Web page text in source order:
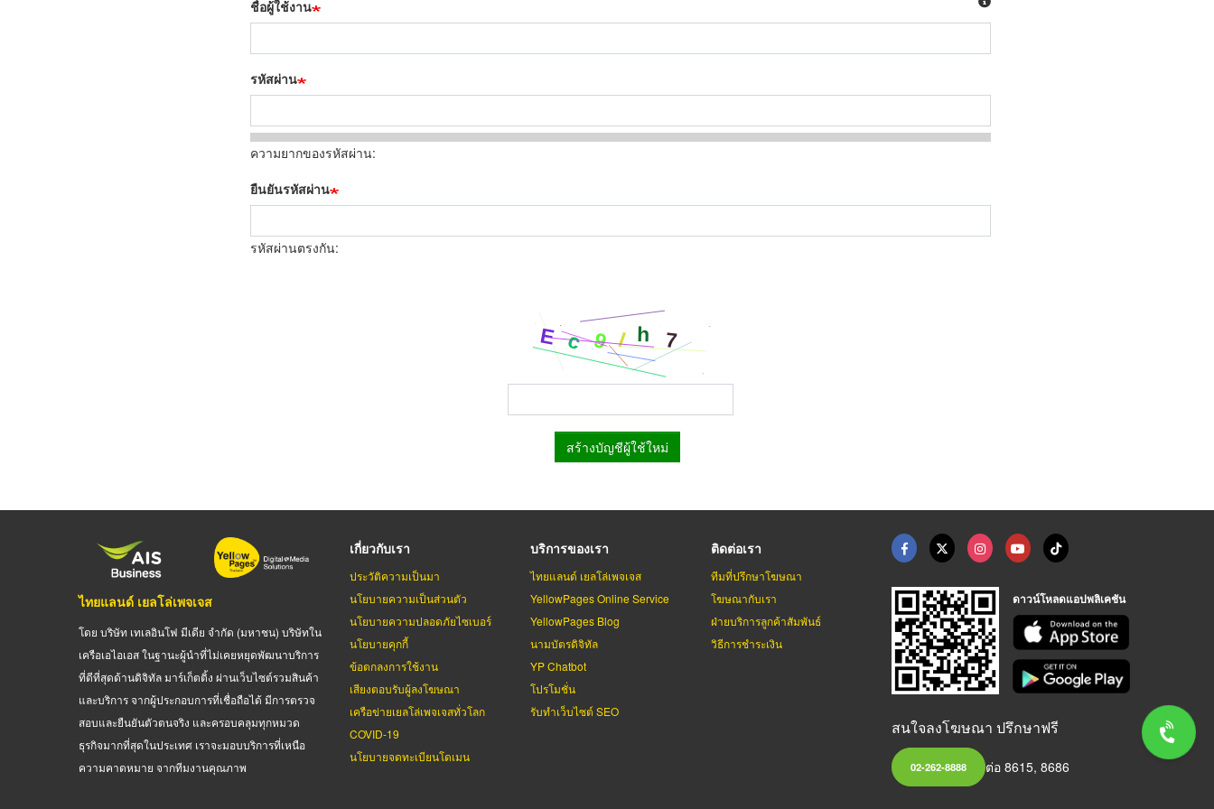
ชื่อผู้ใช้งาน
รหัสผ่าน
ความยากของรหัสผ่าน:
ยืนยันรหัสผ่าน
รหัสผ่านตรงกัน:
สร้างบัญชีผู้ใช้ใหม่
ไทยแลนด์ เยลโล่เพจเจส
โดย บริษัท เทเลอินโฟ มีเดีย จำกัด (มหาชน) บริษัทใน
เครือเอไอเอส ในฐานะผู้นำที่ไม่เคยหยุดพัฒนาบริการ
ที่ดีที่สุดด้านดิจิทัล มาร์เก็ตติ้ง ผ่านเว็บไซต์รวมสินค้า
และบริการ จากผู้ประกอบการที่เชื่อถือได้ มีการตรวจ
สอบและยืนยันตัวตนจริง และครอบคลุมทุกหมวด
ธุรกิจมากที่สุดในประเทศ เราจะมอบบริการที่เหนือ
ความคาดหมาย จากทีมงานคุณภาพ
เกี่ยวกับเรา
ประวัติความเป็นมา
นโยบายความเป็นส่วนตัว
นโยบายความปลอดภัยไซเบอร์
นโยบายคุกกี้
ข้อตกลงการใช้งาน
เสียงตอบรับผู้ลงโฆษณา
เครือข่ายเยลโล่เพจเจสทั่วโลก
COVID-19
นโยบายจดทะเบียนโดเมน
บริการของเรา
ไทยแลนด์ เยลโล่เพจเจส
YellowPages Online Service
YellowPages Blog
นามบัตรดิจิทัล
YP Chatbot
โปรโมชั่น
รับทำเว็บไซต์ SEO
ติดต่อเรา
ทีมที่ปรึกษาโฆษณา
โฆษณากับเรา
ฝ่ายบริการลูกค้าสัมพันธ์
วิธีการชำระเงิน
ดาวน์โหลดแอปพลิเคชัน
สนใจลงโฆษณา ปรึกษาฟรี
02-262-8888 ต่อ 8615, 8686